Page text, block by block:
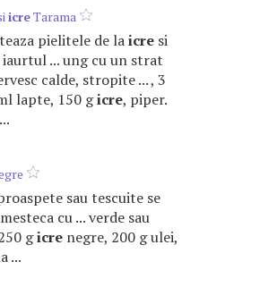
icreTarama
pielitele de laicre si
iaurtul ... ung cu un strat
calde, stropite ... , 3
lapte, 150 gicre, piper.
sau tescuite se
cu ... verde sau
gicre negre, 200 g ulei,
...